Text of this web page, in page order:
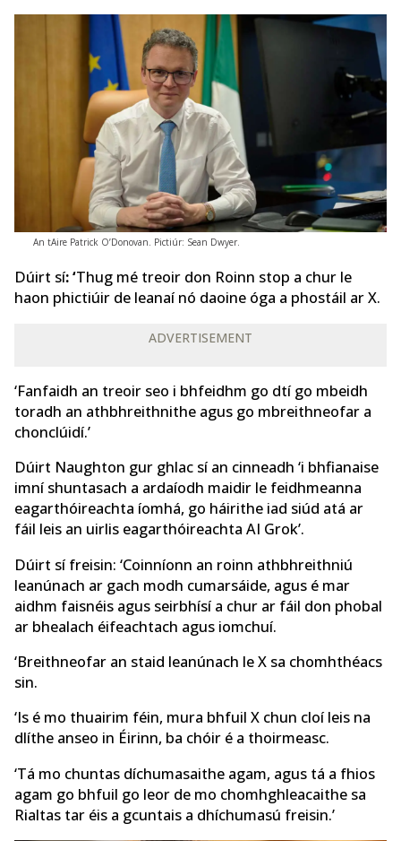
An tAire Patrick O’Donovan. Pictiúr: Sean Dwyer.
Dúirt sí: ‘Thug mé treoir don Roinn stop a chur le
haon phictiúir de leanaí nó daoine óga a phostáil ar X.
ADVERTISEMENT
‘Fanfaidh an treoir seo i bhfeidhm go dtí go mbeidh
toradh an athbhreithnithe agus go mbreithneofar a
chonclúidí.’
Dúirt Naughton gur ghlac sí an cinneadh ‘i bhfianaise
imní shuntasach a ardaíodh maidir le feidhmeanna
eagarthóireachta íomhá, go háirithe iad siúd atá ar
fáil leis an uirlis eagarthóireachta AI Grok’.
Dúirt sí freisin: ‘Coinníonn an roinn athbhreithniú
leanúnach ar gach modh cumarsáide, agus é mar
aidhm faisnéis agus seirbhísí a chur ar fáil don phobal
ar bhealach éifeachtach agus iomchuí.
‘Breithneofar an staid leanúnach le X sa chomhthéacs
sin.
‘Is é mo thuairim féin, mura bhfuil X chun cloí leis na
dlíthe anseo in Éirinn, ba chóir é a thoirmeasc.
‘Tá mo chuntas díchumasaithe agam, agus tá a fhios
agam go bhfuil go leor de mo chomhghleacaithe sa
Rialtas tar éis a gcuntais a dhíchumasú freisin.’